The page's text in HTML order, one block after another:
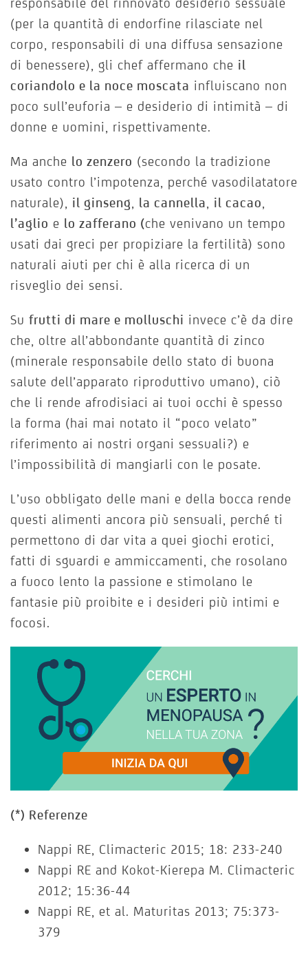
(per la quantità di endorfine rilasciate nel
corpo, responsabili di una diffusa sensazione
di benessere), gli chef affermano che il
coriandolo e la noce moscata influiscano non
poco sull’euforia – e desiderio di intimità – di
donne e uomini, rispettivamente.
Ma anche lo zenzero (secondo la tradizione
usato contro l’impotenza, perché vasodilatatore
naturale), il ginseng la cannella il cacao
l’aglio e lo zafferano (che venivano un tempo
usati dai greci per propiziare la fertilità) sono
naturali aiuti per chi è alla ricerca di un
risveglio dei sensi.
Su frutti di mare e molluschi invece c’è da dire
che, oltre all’abbondante quantità di zinco
(minerale responsabile dello stato di buona
salute dell’apparato riproduttivo umano), ciò
che li rende afrodisiaci ai tuoi occhi è spesso
la forma (hai mai notato il “poco velato”
riferimento ai nostri organi sessuali?) e
l’impossibilità di mangiarli con le posate.
L’uso obbligato delle mani e della bocca rende
questi alimenti ancora più sensuali, perché ti
permettono di dar vita a quei giochi erotici,
fatti di sguardi e ammiccamenti, che rosolano
a fuoco lento la passione e stimolano le
fantasie più proibite e i desideri più intimi e
focosi.
(*) Referenze
Nappi RE, Climacteric 2015; 18: 233-240
Nappi RE and Kokot-Kierepa M. Climacteric
2012; 15:36-44
Nappi RE, et al. Maturitas 2013; 75:373-
379